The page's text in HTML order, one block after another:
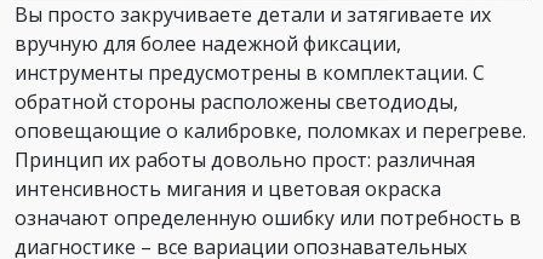
Вы просто закручиваете детали и затягиваете их
вручную для более надежной фиксации,
инструменты предусмотрены в комплектации. С
обратной стороны расположены светодиоды,
оповещающие о калибровке, поломках и перегреве.
Принцип их работы довольно прост: различная
интенсивность мигания и цветовая окраска
означают определенную ошибку или потребность в
диагностике – все вариации опознавательных